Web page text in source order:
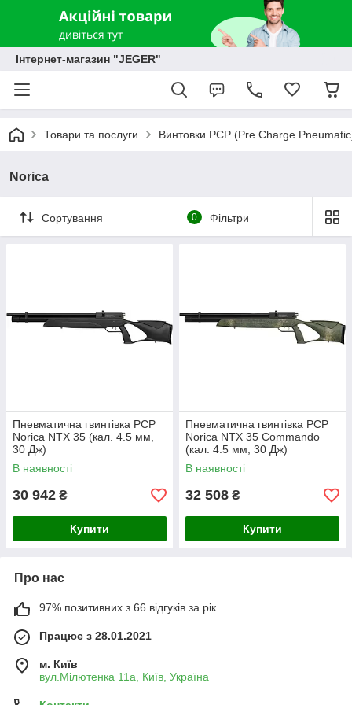
Інтернет-магазин "JEGER"
Товари та послуги Винтовки PCP (Pre Charge
Norica
Сортування 0 Фільтри
Пневматична гвинтівка PCP
Norica NTX 35 (кал. 4.5 мм,
30 Дж)
В наявності
30 942 ₴
Купити
Пневматична гвинтівка PCP
Norica NTX 35 Commando
(кал. 4.5 мм, 30 Дж)
В наявності
32 508 ₴
Купити
Про нас
97% позитивних з 66 відгуків за рік
Працює з 28.01.2021
м. Київ
вул.Мілютенка 11а, Київ, Україна